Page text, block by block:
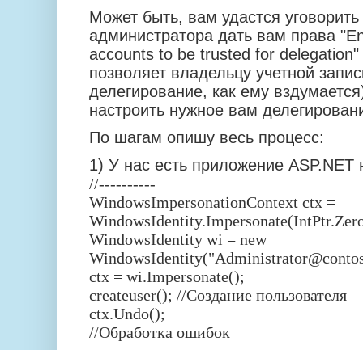
Может быть, вам удастся уговорить
администратора дать вам права
accounts to be trusted for
позволяет владельцу учетной
делегирование, как ему
настроить нужное вам
По шагам опишу весь процесс:
1) У нас есть приложение ASP.NET
//----------
WindowsImpersonationContext ctx =
WindowsIdentity wi = new
ctx = wi.Impersonate();
createuser(); //Создание пользователя
ctx.Undo();
//Обработка ошибок